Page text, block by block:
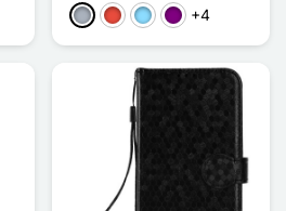
GrauRot HellblauViolett
+4